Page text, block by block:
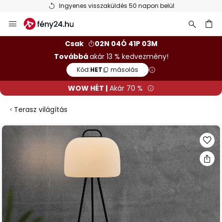
Ingyenes visszaküldés 50 napon belül
Ugrás
a
Csak
02N 04Ó 41P 03M
Továbbáakár 13 % kedvezmény!
Kód:HET másolás
WOW HÉT | Akár 70 %
Terasz világítás
Ugrás
képgaléria
végére